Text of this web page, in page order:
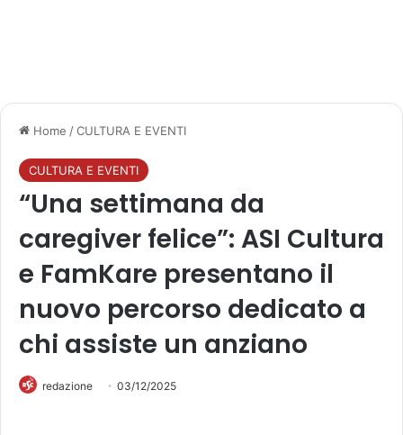
Home /CULTURA E EVENTI
CULTURA E EVENTI
“Una settimana da
caregiver felice”: ASI Cultura
e FamKare presentano il
nuovo percorso dedicato a
chi assiste un anziano
redazione 03/12/2025